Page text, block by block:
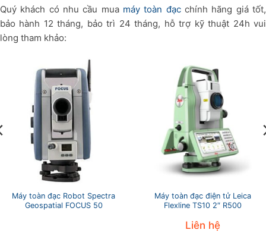
Quý khách có nhu cầu mua máy toàn đạcchính hãng giá tốt,
bảo hành 12 tháng, bảo trì 24 tháng, hỗ trợ kỹ thuật 24h vui
lòng tham khảo:
Máy toàn đạc Robot Spectra
Geospatial FOCUS 50
Máy toàn đạc điện tử Leica
Flexline TS10 2″ R500
Liên hệ